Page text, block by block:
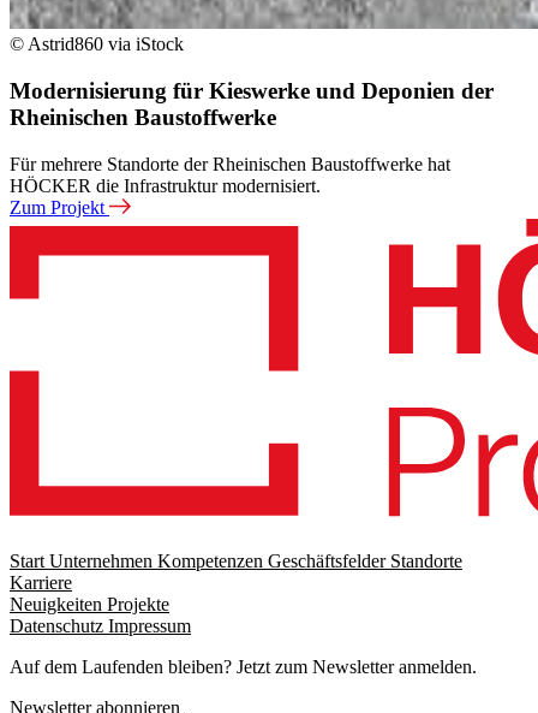
© Astrid860 via iStock
Modernisierung für Kieswerke und Deponien der
Rheinischen Baustoffwerke
Für mehrere Standorte der Rheinischen Baustoffwerke hat
HÖCKER die Infrastruktur modernisiert.
Zum Projekt
Footer
menu
Start Unternehmen Kompetenzen Geschäftsfelder Standorte
Karriere
Footer
Meta
Neuigkeiten Projekte
Datenschutz Impressum
Auf dem Laufenden bleiben? Jetzt zum Newsletter anmelden.
Newsletter abonnieren